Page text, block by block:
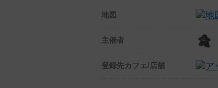
地図
主催者
登録先カフェ/店舗